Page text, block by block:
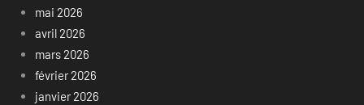
mai 2026
avril 2026
mars 2026
février 2026
janvier 2026